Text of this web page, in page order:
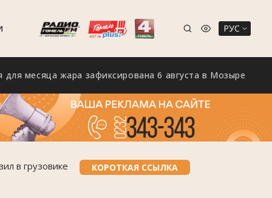
РУС
жара зафиксирована 6 августа в Мозыре
в грузовике КОРОТКАЯ ССЫЛКА